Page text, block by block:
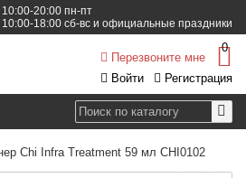
10:00-20:00 пн-пт
10:00-18:00 сб-вс и официальные праздники
Войти Регистрация
Перезвоните мне
0
Chi Infra Treatment 59 мл CHI0102